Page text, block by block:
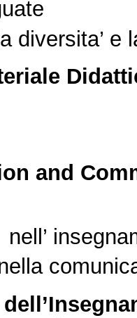
diversita’ e
and